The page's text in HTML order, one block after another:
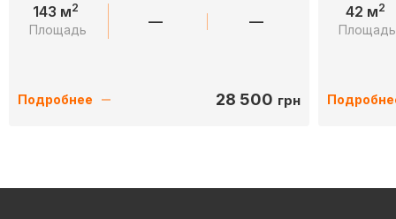
143 м2
Площадь — —
Подробнее 28 500 грн
42 м2
Площадь